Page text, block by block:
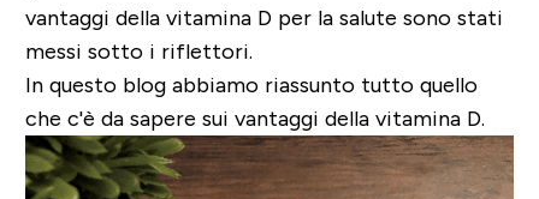
vantaggi della vitamina D per la salute sono stati
messi sotto i riflettori.
In questo blog abbiamo riassunto tutto quello
che c'è da sapere sui vantaggi della vitamina D.